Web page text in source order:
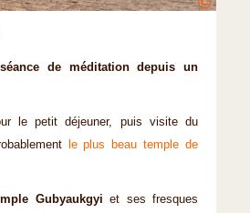
séance de méditation depuis un
le petit déjeuner, puis visite du
le plus beau temple de
Gubyaukgyi et ses fresques